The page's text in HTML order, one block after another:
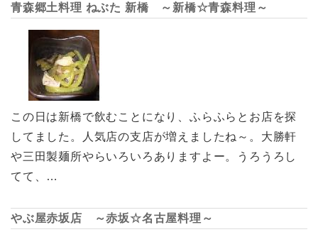
青森郷土料理 ねぶた 新橋 ～新橋☆青森料理～
この日は新橋で飲むことになり、ふらふらとお店を探
してました。人気店の支店が増えましたね～。大勝軒
や三田製麺所やらいろいろありますよー。うろうろし
てて、…
やぶ屋赤坂店 ～赤坂☆名古屋料理～